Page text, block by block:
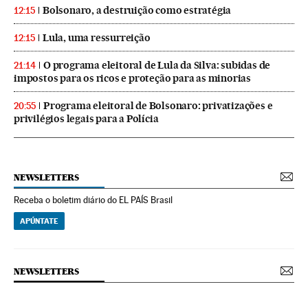
12:15 Bolsonaro, a destruição como estratégia
12:15 Lula, uma ressurreição
21:14
O programa eleitoral de Lula da Silva: subidas de
impostos para os ricos e proteção para as minorias
20:55
Programa eleitoral de Bolsonaro: privatizações e
privilégios legais para a Polícia
NEWSLETTERS
Receba o boletim diário do EL PAÍS Brasil
APÚNTATE
NEWSLETTERS